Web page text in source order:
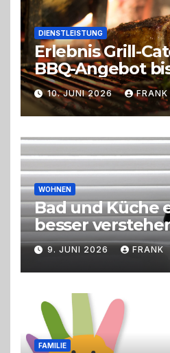
DIENSTLEISTUNG
Erlebnis Grill-
BBQ-Angebot
perfekten
Trend zu
Live-Cooking
10. JUNI 2026 FRANK
WOHNEN
Bad und Küche
besser
9. JUNI 2026 FRANK
FAMILIE